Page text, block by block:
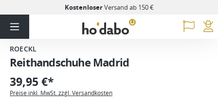
KostenloserVersand ab 150 €
ROECKL
Reithandschuhe Madrid
39,95 €*
Preise inkl. MwSt. zzgl. Versandkosten